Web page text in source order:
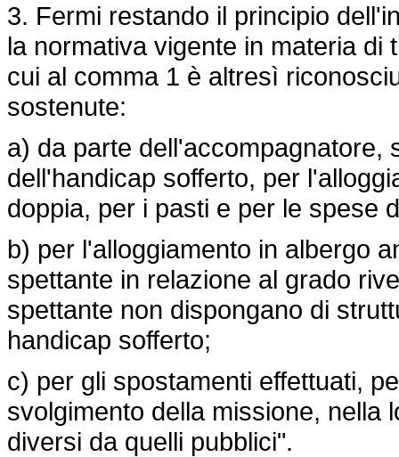
3. Fermi restando il principio
la normativa vigente in materia di
cui al comma 1 è altresì
sostenute:
a) da parte dell'accompagnatore,
dell'handicap sofferto, per
doppia, per i pasti e per le spese
b) per l'alloggiamento in albergo
spettante in relazione al grado
spettante non dispongano di
handicap sofferto;
c) per gli spostamenti effettuati,
svolgimento della missione, nella
diversi da quelli pubblici".